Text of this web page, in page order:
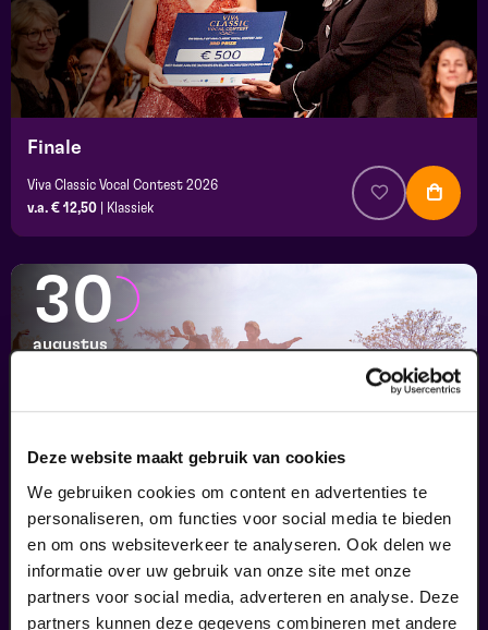
Deze website maakt gebruik van cookies
We gebruiken cookies om content en advertenties te
personaliseren, om functies voor social media te bieden
en om ons websiteverkeer te analyseren. Ook delen we
informatie over uw gebruik van onze site met onze
partners voor social media, adverteren en analyse. Deze
partners kunnen deze gegevens combineren met andere
Finale
Viva Classic Vocal Contest 2026
v.a. € 12,50
Klassiek
30
augustus
Passiespelen Tegelen
Kruisig mij